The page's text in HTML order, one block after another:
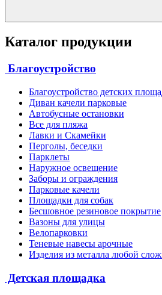
Каталог продукции
Благоустройство
Благоустройство детских
Диван качели парковые
Автобусные остановки
Все для пляжа
Лавки и Скамейки
Перголы, беседки
Парклеты
Наружное освещение
Заборы и ограждения
Парковые качели
Площадки для собак
Бесшовное резиновое покрытие
Вазоны для улицы
Велопарковки
Теневые навесы арочные
Изделия из металла любой
Детская площадка